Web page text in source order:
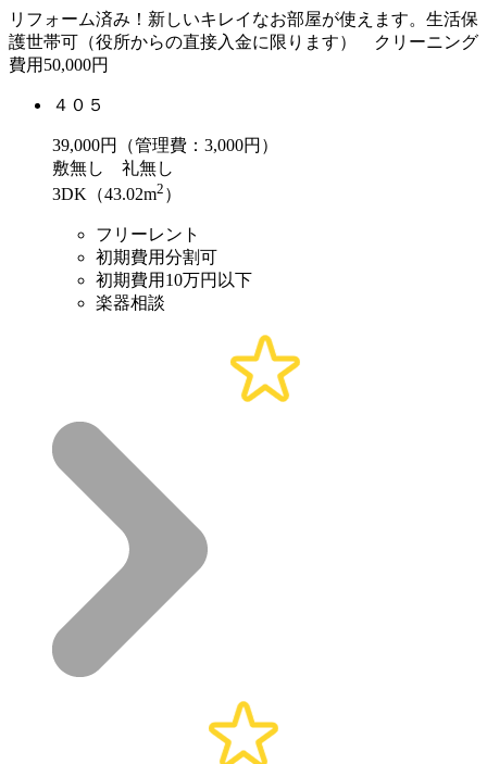
リフォーム済み！新しいキレイなお部屋が使えます。生活保
護世帯可（役所からの直接入金に限ります） クリーニング
費用50,000円
４０５
39,000円（管理費：3,000円）
敷無し 礼無し
3DK（43.02m2 ）
フリーレント
初期費用分割可
初期費用10万円以下
楽器相談